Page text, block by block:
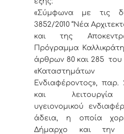
«Σύμφωνα με τις
3852/2010 “Νέα
και της
Πρόγραμμα
άρθρων 80 και 285 του
«Καταστημάτων
Ενδιαφέροντος»,
και λειτουργία
υγειονομικού
άδεια, η οποία
Δήμαρχο και την